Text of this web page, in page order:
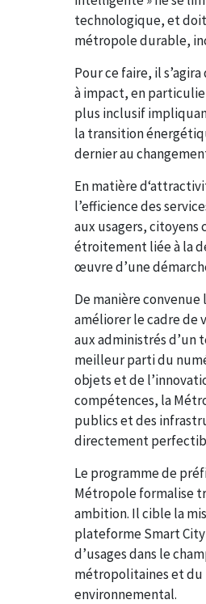
technologique, et doit
métropole durable,
Pour ce faire, il
à impact, en
plus inclusif
la transition
dernier au
En matière
l’efficience des
aux usagers,
étroitement liée à la
œuvre d’une
De manière convenue
améliorer le cadre de
aux administrés
meilleur parti du
objets et de
compétences, la
publics et des
directement
Le programme de
Métropole formalise
ambition. Il cible la
plateforme Smart
d’usages dans le
métropolitaines et
environnemental.